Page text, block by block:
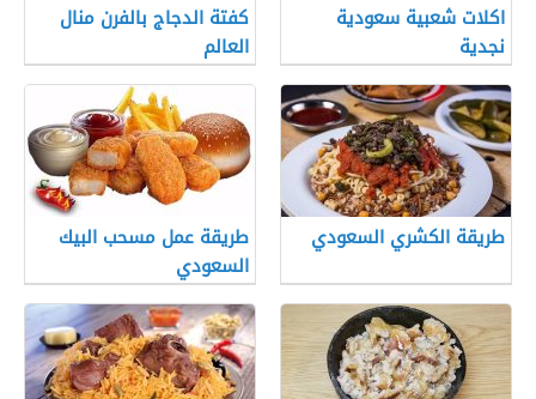
اكلات شعبية سعودية
نجدية
كفتة الدجاج بالفرن منال
العالم
طريقة الكشري السعودي
طريقة عمل مسحب البيك
السعودي